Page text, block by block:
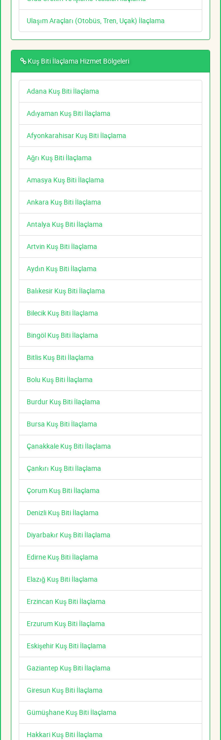
Ulaşım Araçları (Otobüs, Tren, Uçak) İlaçlama
Kuş Biti İlaçlama Hizmet Bölgeleri
Adana Kuş Biti İlaçlama
Adıyaman Kuş Biti İlaçlama
Afyonkarahisar Kuş Biti İlaçlama
Ağrı Kuş Biti İlaçlama
Amasya Kuş Biti İlaçlama
Ankara Kuş Biti İlaçlama
Antalya Kuş Biti İlaçlama
Artvin Kuş Biti İlaçlama
Aydın Kuş Biti İlaçlama
Balıkesir Kuş Biti İlaçlama
Bilecik Kuş Biti İlaçlama
Bingöl Kuş Biti İlaçlama
Bitlis Kuş Biti İlaçlama
Bolu Kuş Biti İlaçlama
Burdur Kuş Biti İlaçlama
Bursa Kuş Biti İlaçlama
Çanakkale Kuş Biti İlaçlama
Çankırı Kuş Biti İlaçlama
Çorum Kuş Biti İlaçlama
Denizli Kuş Biti İlaçlama
Diyarbakır Kuş Biti İlaçlama
Edirne Kuş Biti İlaçlama
Elazığ Kuş Biti İlaçlama
Erzincan Kuş Biti İlaçlama
Erzurum Kuş Biti İlaçlama
Eskişehir Kuş Biti İlaçlama
Gaziantep Kuş Biti İlaçlama
Giresun Kuş Biti İlaçlama
Gümüşhane Kuş Biti İlaçlama
Hakkari Kuş Biti İlaçlama